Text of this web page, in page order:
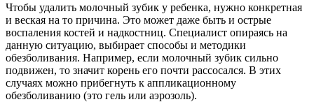
Чтобы удалить молочный зубик у ребенка, нужно конкретная
и веская на то причина. Это может даже быть и острые
воспаления костей и надкостниц. Специалист опираясь на
данную ситуацию, выбирает способы и методики
обезболивания. Например, если молочный зубик сильно
подвижен, то значит корень его почти рассосался. В этих
случаях можно прибегнуть к аппликационному
обезболиванию (это гель или аэрозоль).